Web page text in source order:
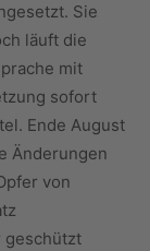
Sie
läuft die
mit
sofort
Ende August
Änderungen
von
geschützt